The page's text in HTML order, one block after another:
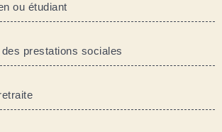
ou étudiant
prestations sociales